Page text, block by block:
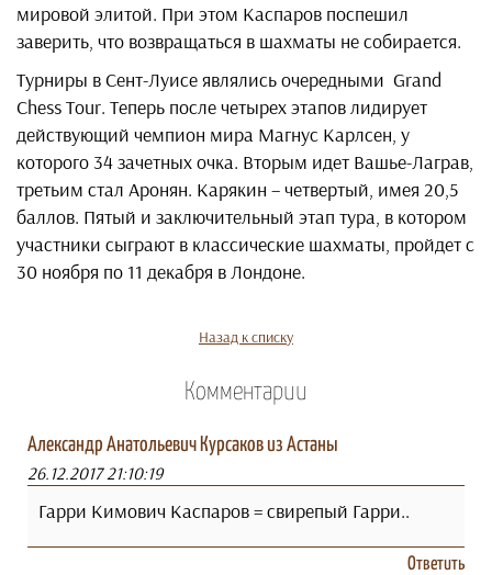
мировой элитой. При этом Каспаров поспешил
заверить, что возвращаться в шахматы не собирается.
Турниры в Сент-Луисе являлись очередными Grand
Chess Tour. Теперь после четырех этапов лидирует
действующий чемпион мира Магнус Карлсен, у
которого 34 зачетных очка. Вторым идет Вашье-Лаграв,
третьим стал Аронян. Карякин – четвертый, имея 20,5
баллов. Пятый и заключительный этап тура, в котором
участники сыграют в классические шахматы, пройдет с
30 ноября по 11 декабря в Лондоне.
Назад к списку
Комментарии
Александр Анатольевич Курсаков из Астаны
26.12.2017 21:10:19
Гарри Кимович Каспаров = свирепый Гарри..
Ответить